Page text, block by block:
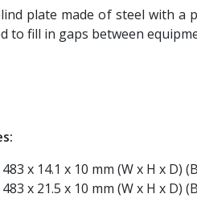
plate made of steel with a
to fill in gaps between
483 x 14.1 x 10 mm (W x H x D)
483 x 21.5 x 10 mm (W x H x D)